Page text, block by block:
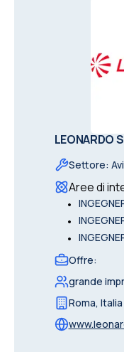
LEONARDO
Settore:
Aree di
•
•
•
Offre:
grande
Roma, Italia